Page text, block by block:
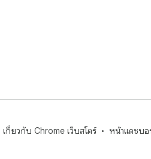
เกี่ยวกับ Chrome เว็บสโตร์ หน้าแดชบ